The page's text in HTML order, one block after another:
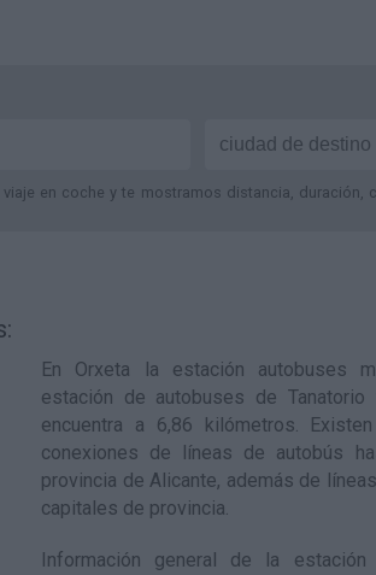
en coche y te mostramos distancia,
En Orxeta la estación autobuses
estación de autobuses de Tanatorio
encuentra a 6,86 kilómetros.
conexiones de líneas de autobús
provincia de Alicante, además de
capitales de provincia.
Información general de la